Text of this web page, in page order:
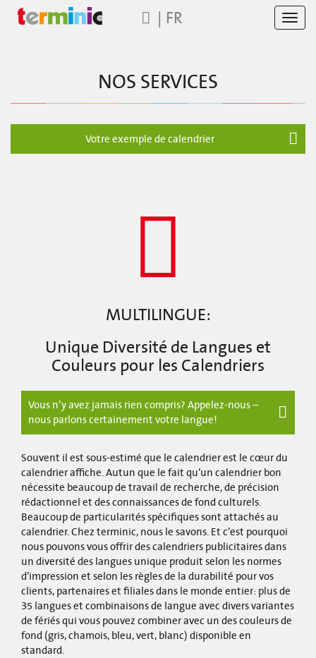
| FR
NOS SERVICES
Votre exemple de calendrier
MULTILINGUE:
Unique Diversité de Langues et
Couleurs pour les Calendriers
Vous n’y avez jamais rien compris? Appelez-nous –
nous parlons certainement votre langue!
Souvent il est sous-estimé que le calendrier est le cœur du
calendrier affiche. Autun que le fait qu’un calendrier bon
nécessite beaucoup de travail de recherche, de précision
rédactionnel et des connaissances de fond culturels.
Beaucoup de particularités spécifiques sont attachés au
calendrier. Chez terminic, nous le savons. Et c’est pourquoi
nous pouvons vous offrir des calendriers publicitaires dans
un diversité des langues unique produit selon les normes
d’impression et selon les règles de la durabilité pour vos
clients, partenaires et filiales dans le monde entier: plus de
35 langues et combinaisons de langue avec divers variantes
de fériés qui vous pouvez combiner avec un des couleurs de
fond (gris, chamois, bleu, vert, blanc) disponible en
standard.